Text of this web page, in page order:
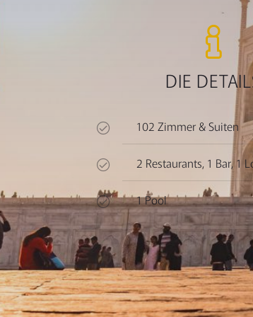
DIE
102 Zimmer & Suiten
2 Restaurants, 1 Bar, 1
1 Pool